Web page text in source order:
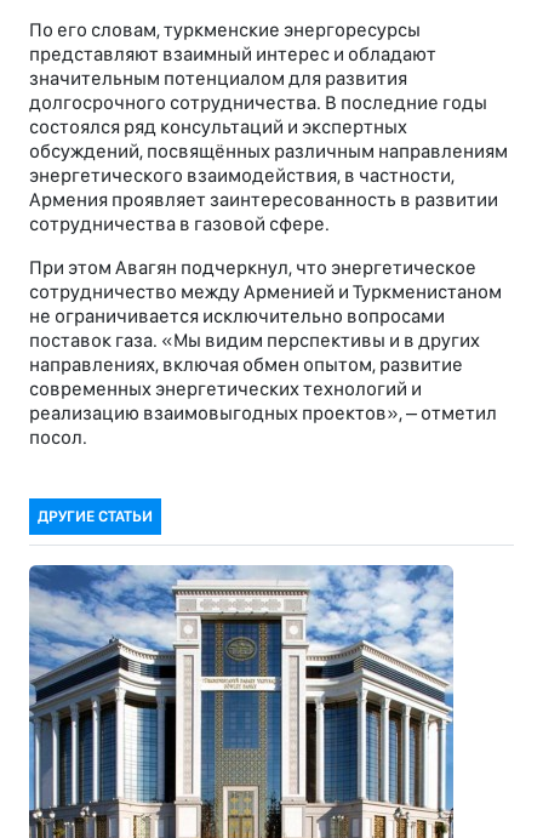
По его словам, туркменские энергоресурсы
представляют взаимный интерес и обладают
значительным потенциалом для развития
долгосрочного сотрудничества. В последние годы
состоялся ряд консультаций и экспертных
обсуждений, посвящённых различным направлениям
энергетического взаимодействия, в частности,
Армения проявляет заинтересованность в развитии
сотрудничества в газовой сфере.
При этом Авагян подчеркнул, что энергетическое
сотрудничество между Арменией и Туркменистаном
не ограничивается исключительно вопросами
поставок газа. «Мы видим перспективы и в других
направлениях, включая обмен опытом, развитие
современных энергетических технологий и
реализацию взаимовыгодных проектов», – отметил
посол.
ДРУГИЕ СТАТЬИ